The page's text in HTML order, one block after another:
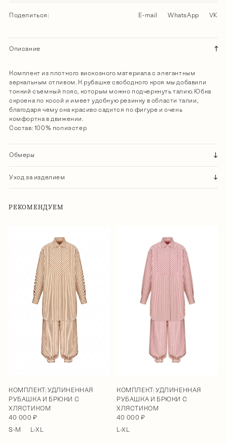
Поделиться: E-mail WhatsApp VK
Описание
Комплект из плотного вискозного материала с элегантным
зеркальным отливом. К рубашке свободного кроя мы добавили
тонкий съемный пояс, которым можно подчеркнуть талию. Юбка
скроена по косой и имеет удобную резинку в области талии,
благодаря чему она красиво садится по фигуре и очень
комфортна в движении.
Состав: 100% полиэстер
Обмеры
Уход за изделием
РЕКОМЕНДУЕМ
КОМПЛЕКТ: УДЛИНЕННАЯ
РУБАШКА И БРЮКИ С
ХЛЯСТИКОМ
40 000 ₽
S-M
L-XL
КОМПЛЕКТ: УДЛИНЕННАЯ
РУБАШКА И БРЮКИ С
ХЛЯСТИКОМ
40 000 ₽
L-XL